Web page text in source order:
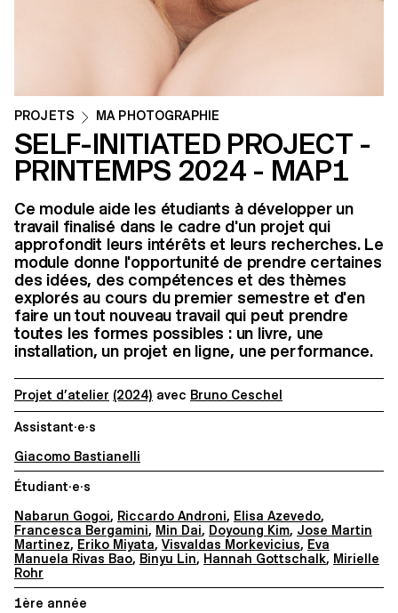
PROJETS MA PHOTOGRAPHIE
SELF-INITIATED PROJECT -
PRINTEMPS 2024 - MAP1
Ce module aide les étudiants à développer un
travail finalisé dans le cadre d'un projet qui
approfondit leurs intérêts et leurs recherches. Le
module donne l'opportunité de prendre certaines
des idées, des compétences et des thèmes
explorés au cours du premier semestre et d'en
faire un tout nouveau travail qui peut prendre
toutes les formes possibles : un livre, une
installation, un projet en ligne, une performance.
Projet d’atelier (2024) avec Bruno Ceschel
Assistant·e·s
Giacomo Bastianelli
Étudiant·e·s
Nabarun Gogoi, Riccardo Androni, Elisa Azevedo,
Francesca Bergamini, Min Dai, Doyoung Kim, Jose Martin
Martinez, Eriko Miyata, Visvaldas Morkevicius, Eva
Manuela Rivas Bao, Binyu Lin, Hannah Gottschalk, Mirielle
Rohr
1ère année